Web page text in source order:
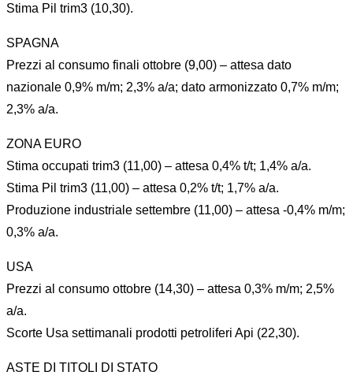
Stima Pil trim3 (10,30).
SPAGNA
Prezzi al consumo finali ottobre (9,00) – attesa dato
nazionale 0,9% m/m; 2,3% a/a; dato armonizzato 0,7% m/m;
2,3% a/a.
ZONA EURO
Stima occupati trim3 (11,00) – attesa 0,4% t/t; 1,4% a/a.
Stima Pil trim3 (11,00) – attesa 0,2% t/t; 1,7% a/a.
Produzione industriale settembre (11,00) – attesa -0,4% m/m;
0,3% a/a.
USA
Prezzi al consumo ottobre (14,30) – attesa 0,3% m/m; 2,5%
a/a.
Scorte Usa settimanali prodotti petroliferi Api (22,30).
ASTE DI TITOLI DI STATO